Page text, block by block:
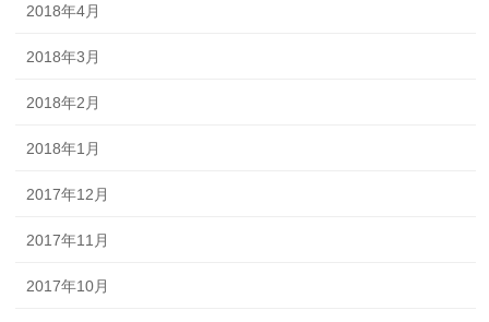
2018年4月
2018年3月
2018年2月
2018年1月
2017年12月
2017年11月
2017年10月